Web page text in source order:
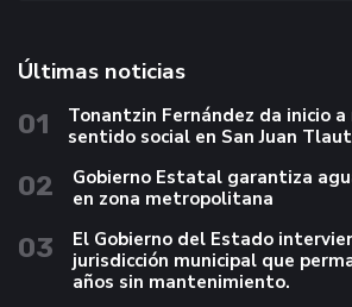
Últimas noticias
01
Tonantzin Fernández da inicio a
sentido social en San Juan
02
Gobierno Estatal garantiza
en zona metropolitana
03
El Gobierno del Estado
jurisdicción municipal que
años sin mantenimiento.